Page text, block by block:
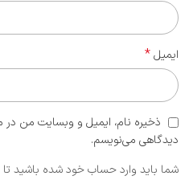
ایمیل*
ذخیره نام، ایمیل و وبسایت من در
دیدگاهی می‌نویسم.
شما باید وارد حساب خود شده باشید تا